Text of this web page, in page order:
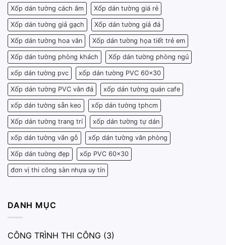
Xốp dán tường cách âm Xốp dán tường giá rẻ
Xốp dán tường giả gạch Xốp dán tường giả đá
Xốp dán tường hoa văn Xốp dán tường họa tiết trẻ em
Xốp dán tường phòng khách Xốp dán tường phòng ngủ
xốp dán tường pvc xốp dán tường PVC 60x30
Xốp dán tường PVC vân đá xốp dán tường quán cafe
xốp dán tường sẵn keo xốp dán tường tphcm
Xốp dán tường trang trí xốp dán tường tự dán
xốp dán tường vân gỗ xốp dán tường văn phòng
Xốp dán tường đẹp xốp PVC 60x30
đơn vị thi công sàn nhựa uy tín
DANH MỤC
CÔNG TRÌNH THI CÔNG (3)